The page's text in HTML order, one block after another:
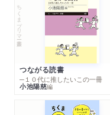
ちくまプリマー新書
つながる読書
─１０代に推したいこの一冊
小池陽慈編